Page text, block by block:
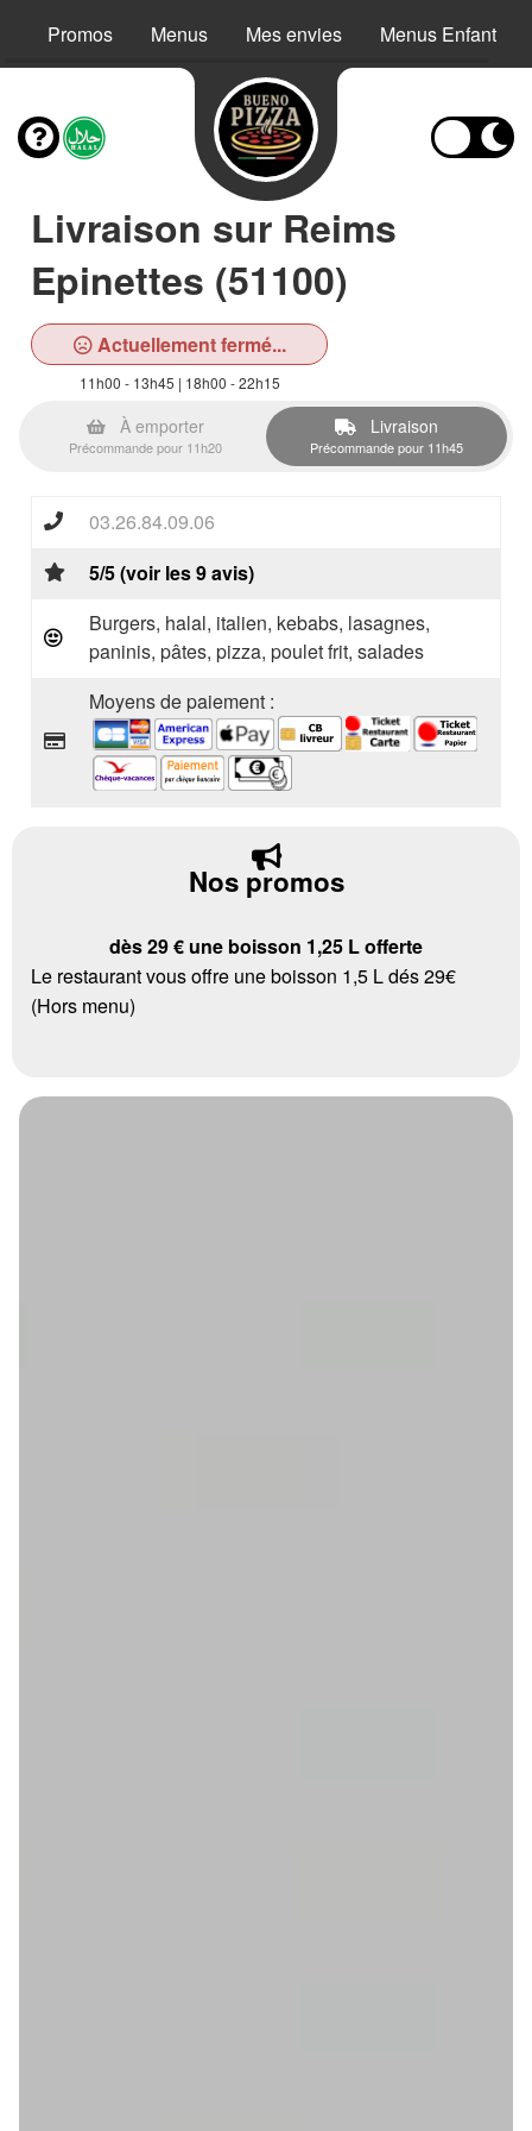
Promos Menus Mes envies Menus Enfant
Livraison sur Reims
Epinettes (51100)
Actuellement fermé...
11h00 - 13h45 | 18h00 - 22h15
À emporter
Précommande pour 11h20
Livraison
Précommande pour 11h45
03.26.84.09.06
5/5 (voir les 9 avis)
Burgers, halal, italien, kebabs, lasagnes,
paninis, pâtes, pizza, poulet frit, salades
Moyens de paiement :
Nos promos
dès 29 € une boisson 1,25 L offerte
Le restaurant vous offre une boisson 1,5 L dés 29€
(Hors menu)